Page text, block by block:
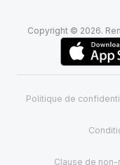
Copyright © 2026.
Politique de
Clause de